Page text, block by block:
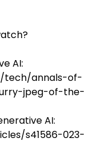
AI:
tech/annals-of-
jpeg-of-the-
AI:
s41586-023-